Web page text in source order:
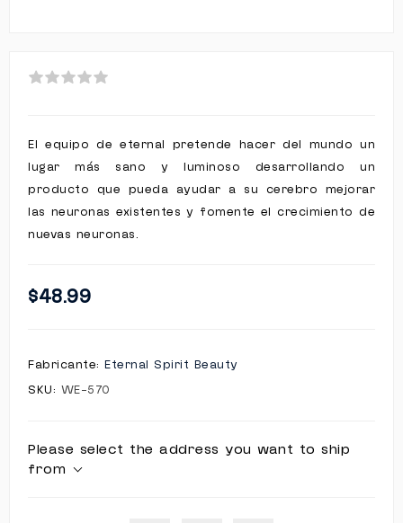
El equipo de eternal pretende hacer del mundo un
lugar más sano y luminoso desarrollando un
producto que pueda ayudar a su cerebro mejorar
las neuronas existentes y fomente el crecimiento de
nuevas neuronas.
$48.99
Fabricante: Eternal Spirit Beauty
SKU: WE-570
Please select the address you want to ship
from